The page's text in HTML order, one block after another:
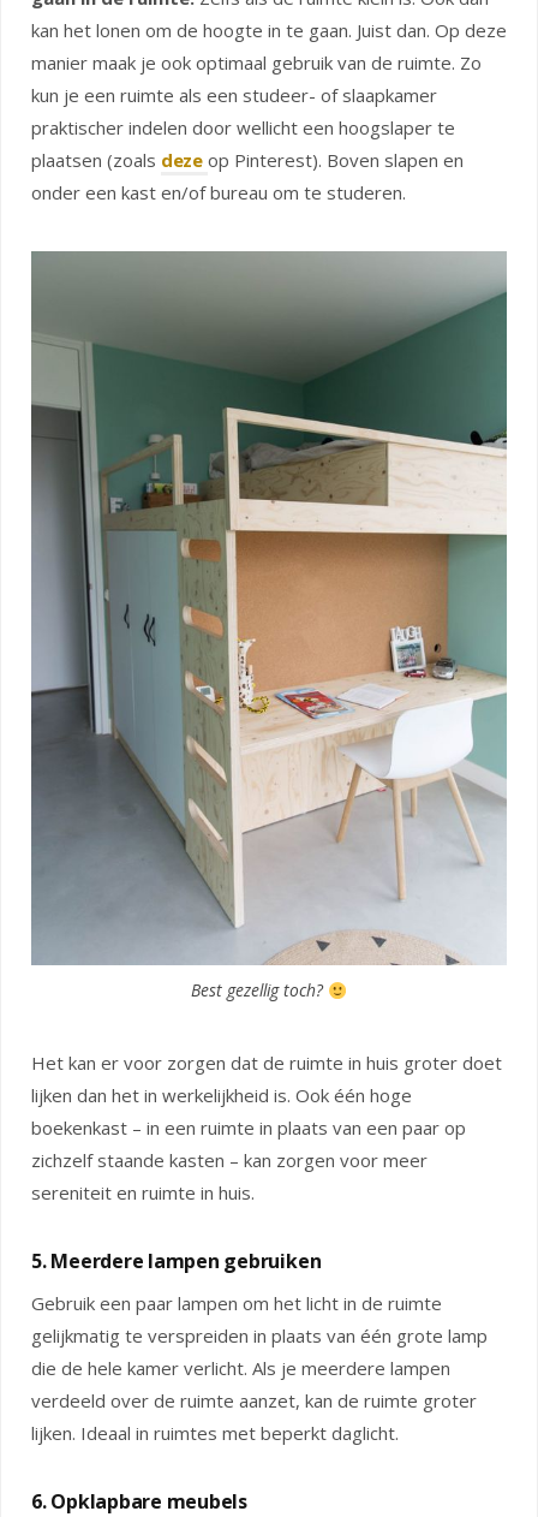
kan het lonen om de hoogte in te gaan. Juist dan. Op deze
manier maak je ook optimaal gebruik van de ruimte. Zo
kun je een ruimte als een studeer- of slaapkamer
praktischer indelen door wellicht een hoogslaper te
plaatsen (zoals deze op Pinterest). Boven slapen en
onder een kast en/of bureau om te studeren.
Best gezellig toch?
Het kan er voor zorgen dat de ruimte in huis groter doet
lijken dan het in werkelijkheid is. Ook één hoge
boekenkast – in een ruimte in plaats van een paar op
zichzelf staande kasten – kan zorgen voor meer
sereniteit en ruimte in huis.
5. Meerdere lampen gebruiken
Gebruik een paar lampen om het licht in de ruimte
gelijkmatig te verspreiden in plaats van één grote lamp
die de hele kamer verlicht. Als je meerdere lampen
verdeeld over de ruimte aanzet, kan de ruimte groter
lijken. Ideaal in ruimtes met beperkt daglicht.
6. Opklapbare meubels